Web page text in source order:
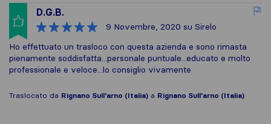
D.G.B.
9 Novembre, 2020 su Sirelo
Ho effettuato un trasloco con questa azienda e sono rimasta
pienamente soddisfatta...personale puntuale...educato e molto
professionale e veloce...lo consiglio vivamente
Traslocato da Rignano Sull'arno (Italia) a Rignano Sull'arno (Italia)